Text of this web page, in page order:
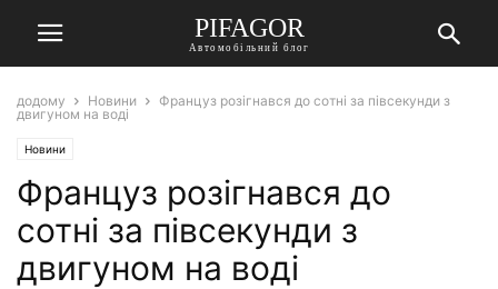
PIFAGOR
Автомобільний блог
додому Новини
Француз розігнався до сотні за півсекунди з
двигуном на воді
Новини
Француз розігнався до
сотні за півсекунди з
двигуном на воді